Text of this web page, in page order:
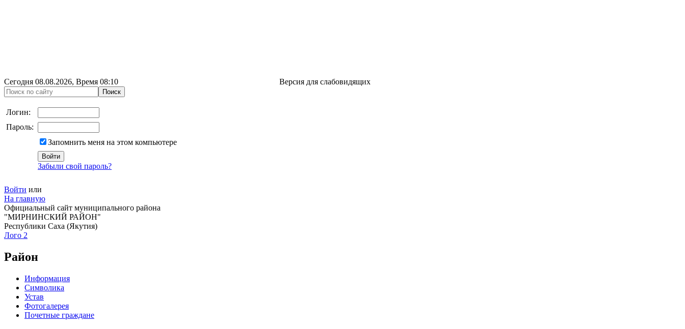
Сегодня 08.08.2026, Время 08:10 Версия для слабовидящих
Логин:
Пароль:
Запомнить меня на этом компьютере
Забыли свой пароль?
Войти или
На главную
Официальный сайт муниципального района
"МИРНИНСКИЙ РАЙОН"
Республики Саха (Якутия)
Лого 2
Район
Информация
Символика
Устав
Фотогалерея
Почетные граждане